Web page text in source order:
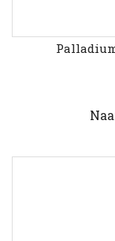
Palladium